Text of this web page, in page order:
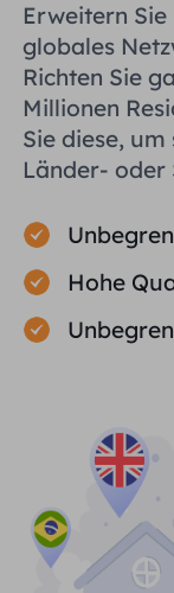
Erweitern
globales
Richten Sie
Millionen
Sie diese,
Länder- oder
effizienten
helfen.
Hohe